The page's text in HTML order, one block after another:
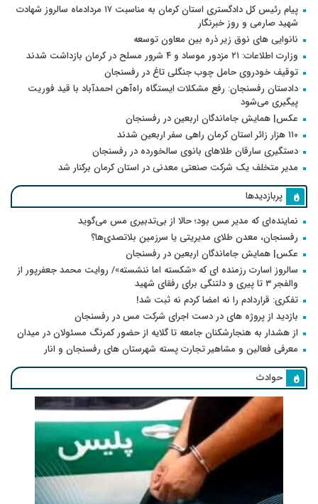
پیام رئیس کل دادگستری استان کرمان به مناسبت ۱۷ مردادماه سالروز شهادت
شهید صارمی و روز خبرنگار
نانوایی های نوق زیر ذره بین معاون توسعه
وزارت اطلاعات: ۲۱ مزدور موساد و ۴ شرور مسلح در کرمان بازداشت شدند
توقیف خودروی حامل چوب جنگلی تاغ در رفسنجان
دادستان رفسنجان: رفع مشکلات ایستگاه راه‌آهن احمدآباد با قید فوریت
پیگیری می‌شود
عکس| همایش جاماندگان اربعین در رفسنجان
۱۱۰ هزار زائر استان کرمان راهی سفر اربعین شدند
دستگیری سارقان طلاهای بانوی سالخورده در رفسنجان
مدیر متخلف یک شرکت صنعتی معدنی در استان کرمان برکنار شد
پربازدیدها
نماینده‌ای که مدیر مس بود؛ حالا از بی‌تدبیری مس می‌گوید
رفسنجان، معدن طلای مدیریتی یا سرزمین بلاتصدی‌ها؟
عکس| همایش جاماندگان اربعین در رفسنجان
سالروز اسارت رزمنده ای که «شکسته اما ننشسته»/ روایت محمد جعفرپور از
والفجر ۳ تا پیری و دلتنگی برای رفقای شهید
تفکری: قراردادم را نه امضا کردم نه ثبت شد!
بازدید از پروژه های در دست اجرای شرکت مس در رفسنجان
از هشدار به هنجارشکنان جامعه تا گلایه از حضور کمرنگ مسئولان در میدان
معرفی فعالین و مشاهیر تجارت پسته شهرستان های رفسنجان و انار
حوادث